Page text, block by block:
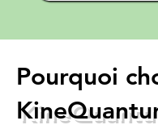
Pourquoi